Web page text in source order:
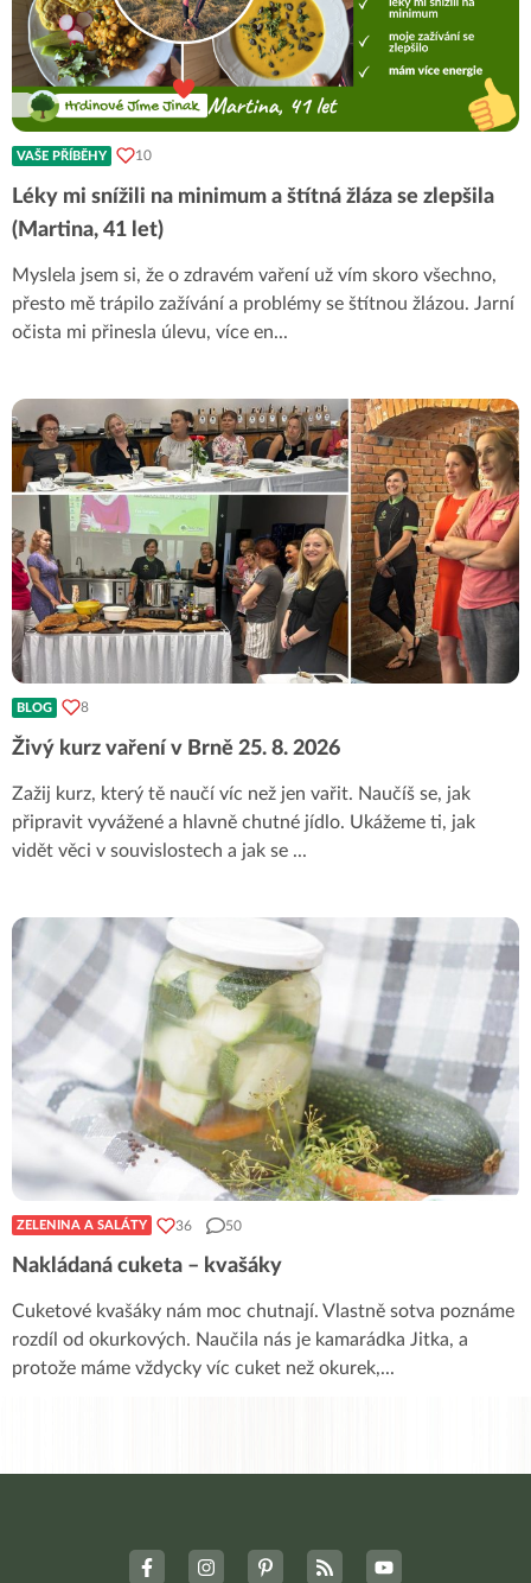
VAŠE PŘÍBĚHY 10
Léky mi snížili na minimum a štítná žláza se zlepšila
(Martina, 41 let)
Myslela jsem si, že o zdravém vaření už vím skoro všechno,
přesto mě trápilo zažívání a problémy se štítnou žlázou. Jarní
očista mi přinesla úlevu, více en...
BLOG 8
Živý kurz vaření v Brně 25. 8. 2026
Zažij kurz, který tě naučí víc než jen vařit. Naučíš se, jak
připravit vyvážené a hlavně chutné jídlo. Ukážeme ti, jak
vidět věci v souvislostech a jak se ...
ZELENINA A SALÁTY 36 50
Nakládaná cuketa – kvašáky
Cuketové kvašáky nám moc chutnají. Vlastně sotva poznáme
rozdíl od okurkových. Naučila nás je kamarádka Jitka, a
protože máme vždycky víc cuket než okurek,...